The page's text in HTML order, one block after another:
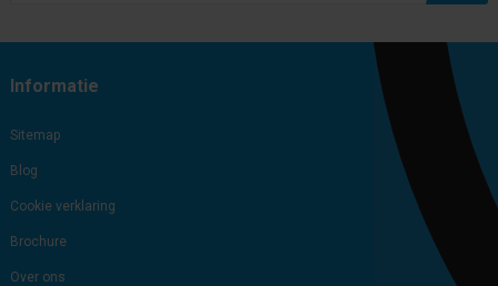
Informatie
Sitemap
Blog
Cookie verklaring
Brochure
Over ons